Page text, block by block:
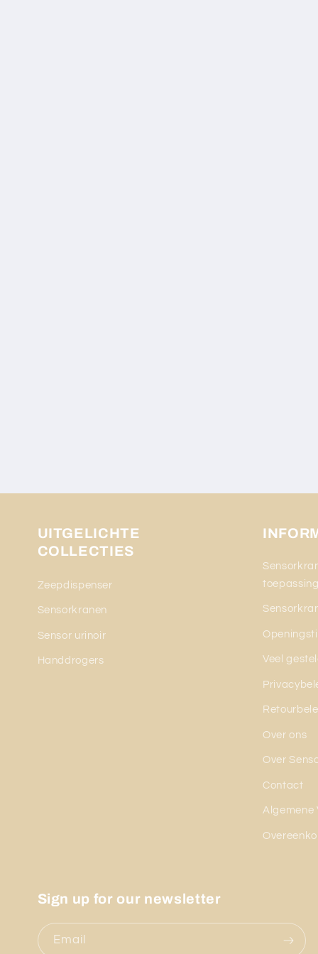
UITGELICHTE
COLLECTIES
Zeepdispenser
Sensorkranen
Sensor urinoir
Handdrogers
toepassing
Veel
Over ons
Over
Contact
Algemene
Sign up for our newsletter
Email